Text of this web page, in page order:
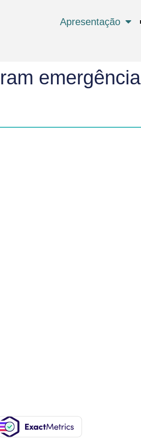
Apresentação
emergência